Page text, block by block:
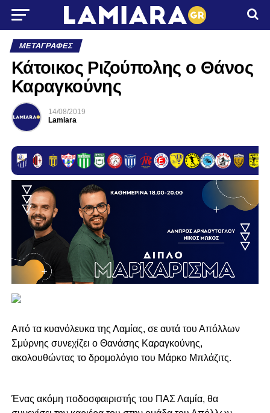
ΜΕΤΑΓΡΑΦΈΣ
Κάτοικος Ριζούπολης ο Θάνος
Καραγκούνης
14/08/2019
Lamiara
Από τα κυανόλευκα της Λαμίας, σε αυτά του Απόλλων
Σμύρνης συνεχίζει ο Θανάσης Καραγκούνης,
ακολουθώντας το δρομολόγιο του Μάρκο Μπλάζιτς.
Ένας ακόμη ποδοσφαιριστής του ΠΑΣ Λαμία, θα